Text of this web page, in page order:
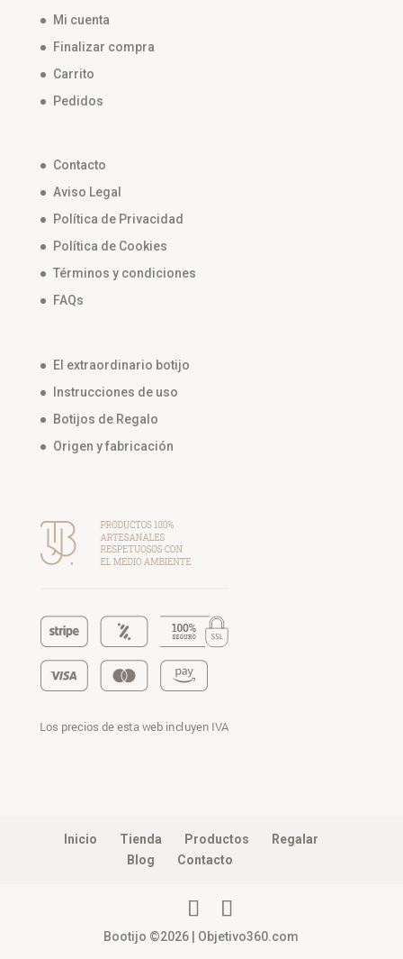
Mi cuenta
Finalizar compra
Carrito
Pedidos
Contacto
Aviso Legal
Política de Privacidad
Política de Cookies
Términos y condiciones
FAQs
El extraordinario botijo
Instrucciones de uso
Botijos de Regalo
Origen y fabricación
Inicio Tienda Productos
Regalar
Blog
Contacto
Bootijo ©2026 | Objetivo360.com